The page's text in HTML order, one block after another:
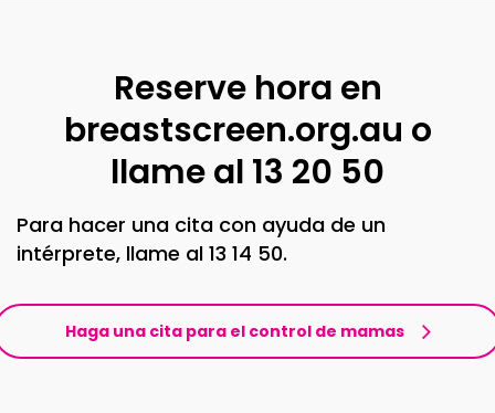
Reserve hora en
breastscreen.org.au o
llame al 13 20 50
Para hacer una cita con ayuda de un
intérprete, llame al 13 14 50.
Haga una cita para el control de mamas